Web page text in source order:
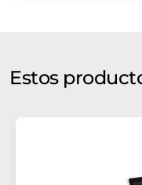
Estos